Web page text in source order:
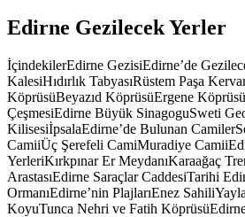
Edirne Gezilecek Yerler
İçindekilerEdirne GezisiEdirne’de
KalesiHıdırlık TabyasıRüstem Paşa
KöprüsüBeyazıd KöprüsüErgene
ÇeşmesiEdirne Büyük SinagoguSweti
KilisesiİpsalaEdirne’de Bulunan
CamiiÜç Şerefeli CamiMuradiye
YerleriKırkpınar Er MeydanıKaraağaç
ArastasıEdirne Saraçlar CaddesiTarihi
OrmanıEdirne’nin PlajlarıEnez
KoyuTunca Nehri ve Fatih